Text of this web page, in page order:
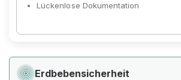
Lückenlose Dokumentation
Erdbebensicherheit